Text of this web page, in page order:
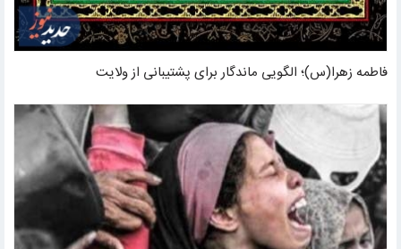
فاطمه زهرا(س)؛ الگویی ماندگار برای پشتیبانی از ولایت